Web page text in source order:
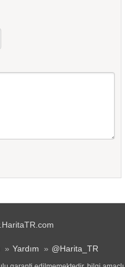
Yardım @Harita_TR